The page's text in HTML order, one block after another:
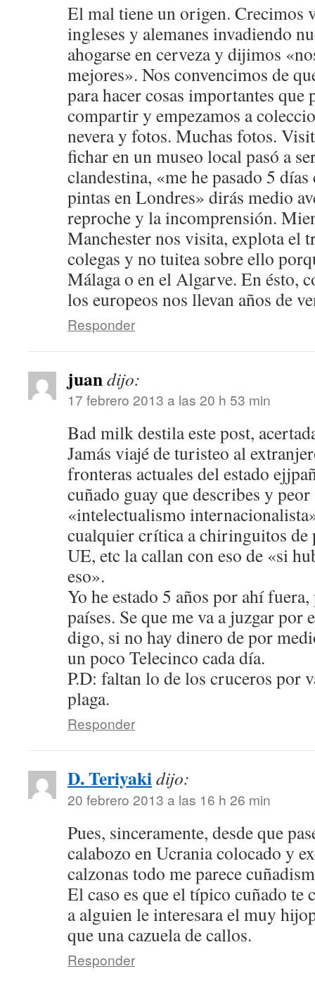
El mal tiene un origen. Crecimos
ingleses y alemanes invadiendo
ahogarse en cerveza y dijimos
mejores». Nos convencimos de
para hacer cosas importantes que
compartir y empezamos a
nevera y fotos. Muchas fotos.
fichar en un museo local pasó a
clandestina, «me he pasado 5
pintas en Londres» dirás medio
reproche y la incomprensión.
Manchester nos visita, explota el
colegas y no tuitea sobre ello
Málaga o en el Algarve. En ésto,
los europeos nos llevan años de
Responder
juandijo:
17 febrero 2013 a las 20 h 53 min
Bad milk destila este post,
Jamás viajé de turisteo al
fronteras actuales del estado
cuñado guay que describes y
«intelectualismo
cualquier crítica a chiringuitos de
UE, etc la callan con eso de «si
eso».
Yo he estado 5 años por ahí
países. Se que me va a juzgar por
digo, si no hay dinero de por
un poco Telecinco cada día.
P.D: faltan lo de los cruceros por
plaga.
Responder
D. Teriyakidijo:
20 febrero 2013 a las 16 h 26 min
Pues, sinceramente, desde que
calabozo en Ucrania colocado y
calzonas todo me parece
El caso es que el típico cuñado te
a alguien le interesara el muy
que una cazuela de callos.
Responder